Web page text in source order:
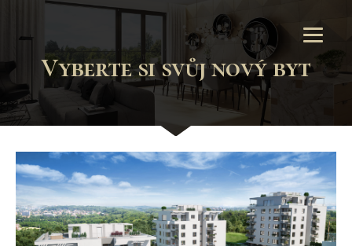
Vyberte si svůj nový byt